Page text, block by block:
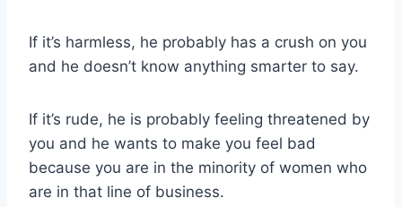
If it’s harmless, he probably has a crush on you
and he doesn’t know anything smarter to say.
If it’s rude, he is probably feeling threatened by
you and he wants to make you feel bad
because you are in the minority of women who
are in that line of business.